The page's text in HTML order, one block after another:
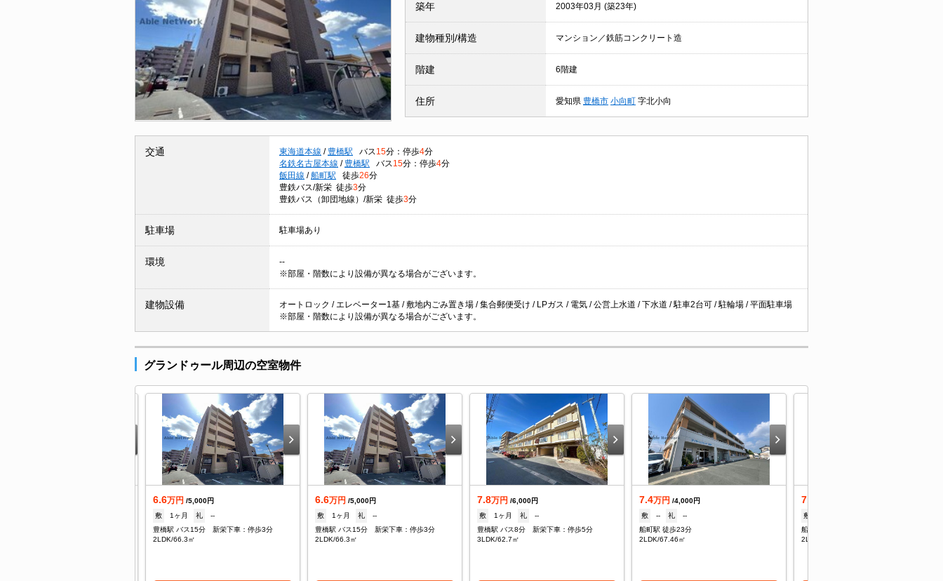
築年 2003年03月 (築23年)
建物種別/構造 マンション／鉄筋コンクリート造
階建 6階建
住所 愛知県 豊橋市 小向町 字北小向
交通 東海道本線 / 豊橋駅 バス 15分：停歩4分
名鉄名古屋本線 / 豊橋駅 バス 15分：停歩4分
飯田線 / 船町駅 徒歩26分
豊鉄バス/新栄 徒歩3分
豊鉄バス（卸団地線）/新栄 徒歩3分
駐車場 駐車場あり
環境
--
※部屋・階数により設備が異なる場合がございます。
建物設備
オートロック / エレベーター1基 / 敷地内ごみ置き場 / 集合郵便受け / LPガス / 電気 / 公営上水道 / 下水道 / 駐車2台可 / 駐輪場 / 平面駐車場
※部屋・階数により設備が異なる場合がございます。
グランドゥール周辺の空室物件
6.6万円 /5,000円
敷
1ヶ月 礼
--
豊橋駅 バス15分 新栄下車：停歩3分
2LDK/66.3㎡
6.6万円 /5,000円
敷
1ヶ月 礼
--
豊橋駅 バス15分 新栄下車：停歩3分
2LDK/66.3㎡
7.8万円 /6,000円
敷
1ヶ月 礼
--
豊橋駅 バス8分 新栄下車：停歩5分
3LDK/62.7㎡
7.4万円 /4,000円
敷
-- 礼
--
船町駅 徒歩23分
2LDK/67.46㎡
7.5
敷
船町駅 徒歩23分
2LDK/67.46㎡